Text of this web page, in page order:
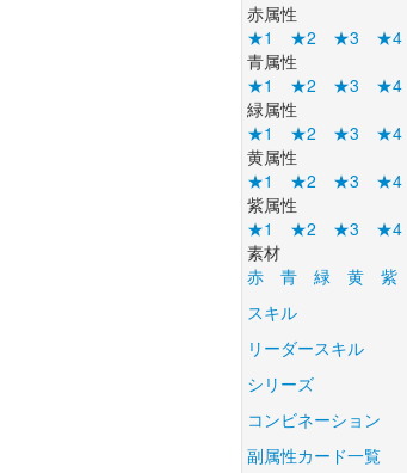
赤属性
★1
★2 ★3 ★4
青属性
★1
★2 ★3 ★4
緑属性
★1
★2 ★3 ★4
黄属性
★1
★2 ★3 ★4
紫属性
★1
★2 ★3 ★4
素材
赤
青 緑 黄
紫
スキル
リーダースキル
シリーズ
コンビネーション
副属性カード一覧